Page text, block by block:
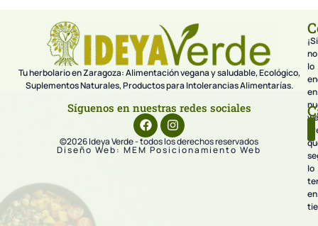
Tu herbolario en Zaragoza: Alimentación vegana y saludable, Ecológico,
Suplementos Naturales, Productos para Intolerancias Alimentarías.
Síguenos en nuestras redes sociales
©2026 Ideya Verde - todos los derechos reservados
Diseño Web: MEM Posicionamiento Web
¡Si
no
lo
en
lo
en